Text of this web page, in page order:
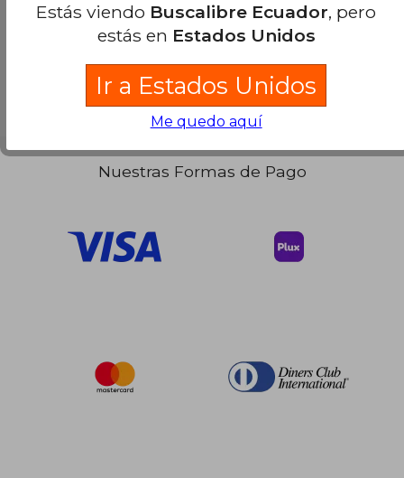
$ 68.05
$ 37.43
Nuestras Formas de Pago
Estás viendo Buscalibre Ecuador, pero
estás en Estados Unidos
Ir a Estados Unidos
Me quedo aquí